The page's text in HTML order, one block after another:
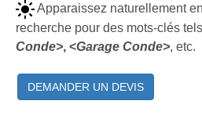
Apparaissez naturellement
recherche pour des mots-clés
Conde>, <Garage Conde>, etc.
DEMANDER UN DEVIS